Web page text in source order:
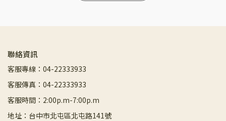
聯絡資訊
客服專線：04-22333933
客服傳真：04-22333933
客服時間：2:00p.m-7:00p.m
地址：台中市北屯區北屯路141號